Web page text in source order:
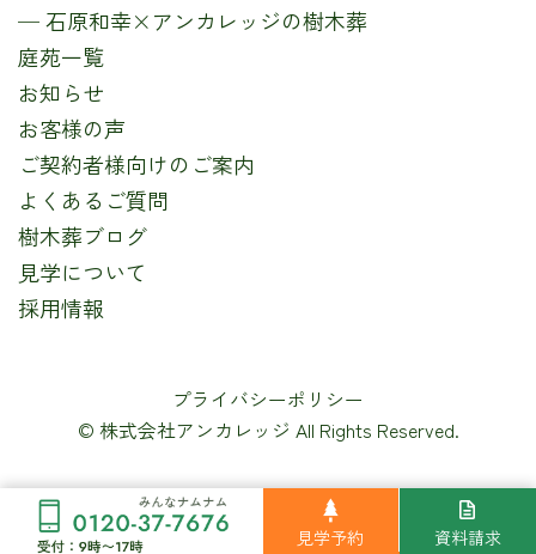
─ 石原和幸×アンカレッジの樹木葬
庭苑一覧
お知らせ
お客様の声
ご契約者様向けのご案内
よくあるご質問
樹木葬ブログ
見学について
採用情報
プライバシーポリシー
© 株式会社アンカレッジ All Rights Reserved.
見学予約 資料請求